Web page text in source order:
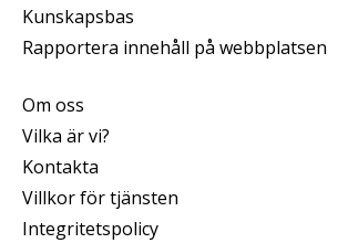
Kunskapsbas
Rapportera innehåll på webbplatsen
Om oss
Vilka är vi?
Kontakta
Villkor för tjänsten
Integritetspolicy